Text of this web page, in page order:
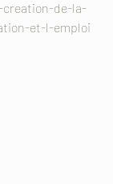
de-la-
et-l-emploi